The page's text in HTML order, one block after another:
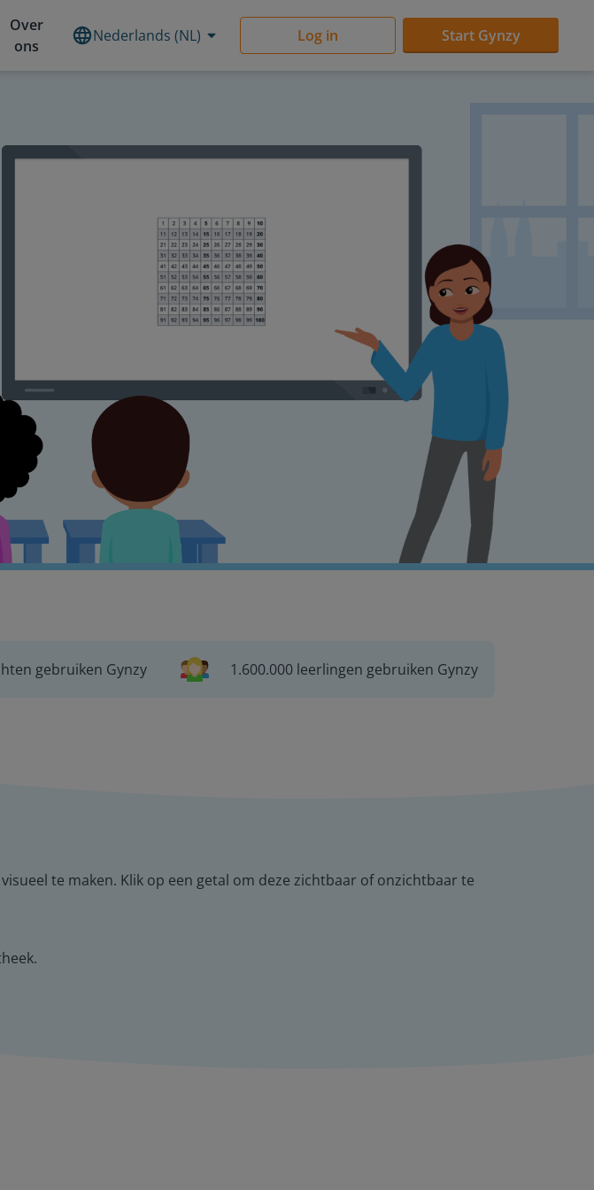
Over
ons
Nederlands (NL) Log in Start Gynzy
gebruiken Gynzy 1.600.000 leerlingen gebruiken Gynzy
te maken. Klik op een getal om deze zichtbaar of onzichtbaar te